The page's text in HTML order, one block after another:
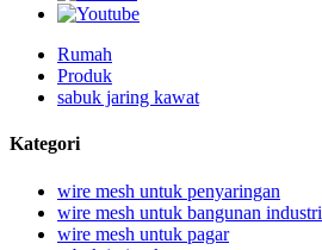
Rumah
Produk
sabuk jaring kawat
Kategori
wire mesh untuk penyaringan
wire mesh untuk bangunan industri
wire mesh untuk pagar